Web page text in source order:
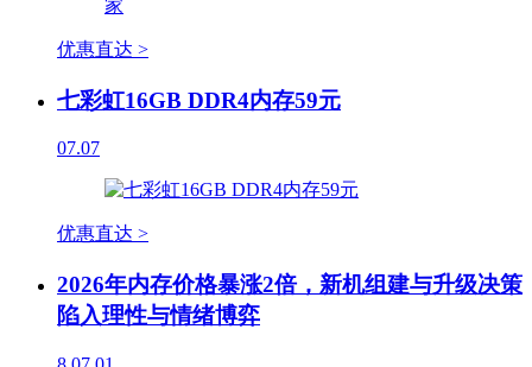
优惠直达 >
七彩虹16GB DDR4内存59元
07.07
优惠直达 >
2026年内存价格暴涨2倍，新机组建与升级决策
陷入理性与情绪博弈